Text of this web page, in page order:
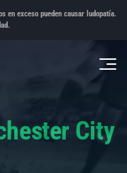
en exceso pueden causar ludopatía.
City